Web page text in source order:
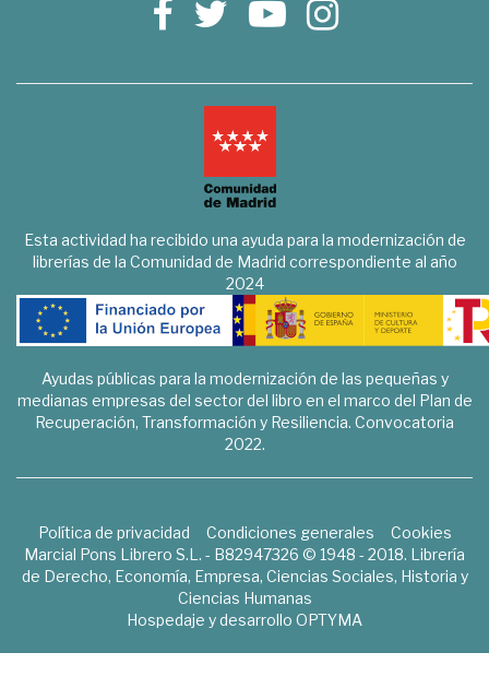
Esta actividad ha recibido una ayuda para la modernización de
librerías de la Comunidad de Madrid correspondiente al año
2024
Ayudas públicas para la modernización de las pequeñas y
medianas empresas del sector del libro en el marco del Plan de
Recuperación, Transformación y Resiliencia. Convocatoria
2022.
Política de privacidad Condiciones generales
Cookies
Marcial Pons Librero S.L. - B82947326 © 1948 - 2018. Librería
de Derecho, Economía, Empresa, Ciencias Sociales, Historia y
Ciencias Humanas
Hospedaje y desarrollo OPTYMA